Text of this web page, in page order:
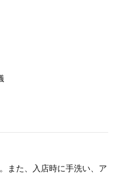
また、入店時に手洗い、ア